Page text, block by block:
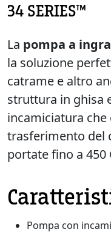
34 SERIES™
La pompa a
la soluzione
catrame e altro
struttura in ghisa
incamiciatura
trasferimento del
portate fino a 450
Pompa con